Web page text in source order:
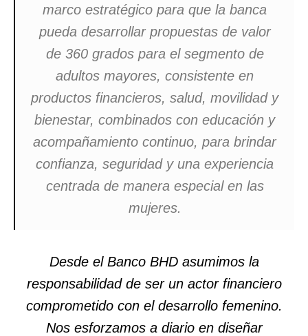
marco estratégico para que la banca
pueda desarrollar propuestas de valor
de 360 grados para el segmento de
adultos mayores, consistente en
productos financieros, salud, movilidad y
bienestar, combinados con educación y
acompañamiento continuo, para brindar
confianza, seguridad y una experiencia
centrada de manera especial en las
mujeres.
Desde el Banco BHD asumimos la
responsabilidad de ser un actor financiero
comprometido con el desarrollo femenino.
Nos esforzamos a diario en diseñar